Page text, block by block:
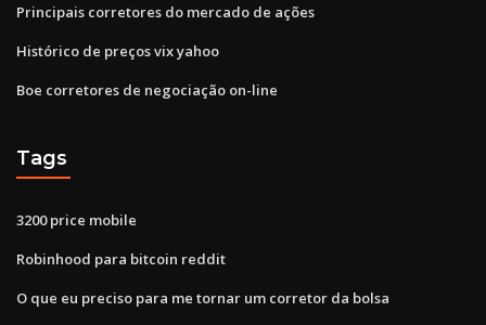
Principais corretores do mercado de ações
Histórico de preços vix yahoo
Boe corretores de negociação on-line
Tags
3200 price mobile
Robinhood para bitcoin reddit
O que eu preciso para me tornar um corretor da bolsa